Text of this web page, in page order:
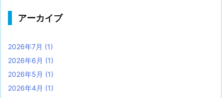
アーカイブ
2026年7月 (1)
2026年6月 (1)
2026年5月 (1)
2026年4月 (1)